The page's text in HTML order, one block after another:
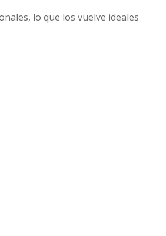
lo que los vuelve ideales